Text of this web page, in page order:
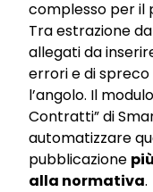
complesso per il
Tra estrazione
allegati da
errori e di
l’angolo. Il
Contratti” di
automatizzare
pubblicazione
alla normativa.